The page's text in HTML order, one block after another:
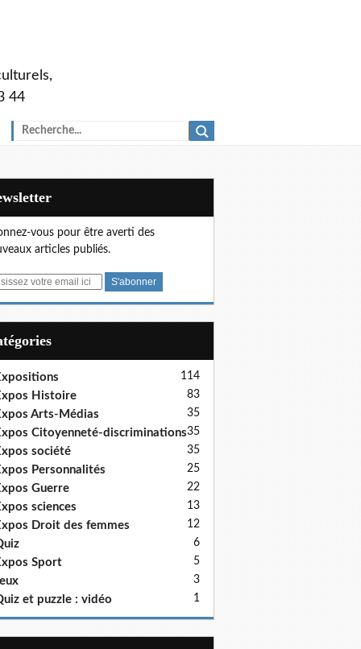
44
vous pour être averti des
articles publiés.
114
Histoire 83
Arts-Médias 35
Citoyenneté-discriminations35
société 35
Personnalités 25
Guerre 22
sciences 13
Droit des femmes 12
6
Sport 5
3
et puzzle : vidéo 1